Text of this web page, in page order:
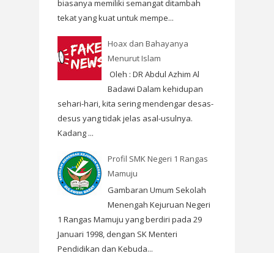
biasanya memiliki semangat ditambah
tekat yang kuat untuk mempe...
Hoax dan Bahayanya
Menurut Islam
Oleh : DR Abdul Azhim Al
Badawi Dalam kehidupan
sehari-hari, kita sering mendengar desas-
desus yang tidak jelas asal-usulnya.
Kadang ...
Profil SMK Negeri 1 Rangas
Mamuju
Gambaran Umum Sekolah
Menengah Kejuruan Negeri
1 Rangas Mamuju yang berdiri pada 29
Januari 1998, dengan SK Menteri
Pendidikan dan Kebuda...